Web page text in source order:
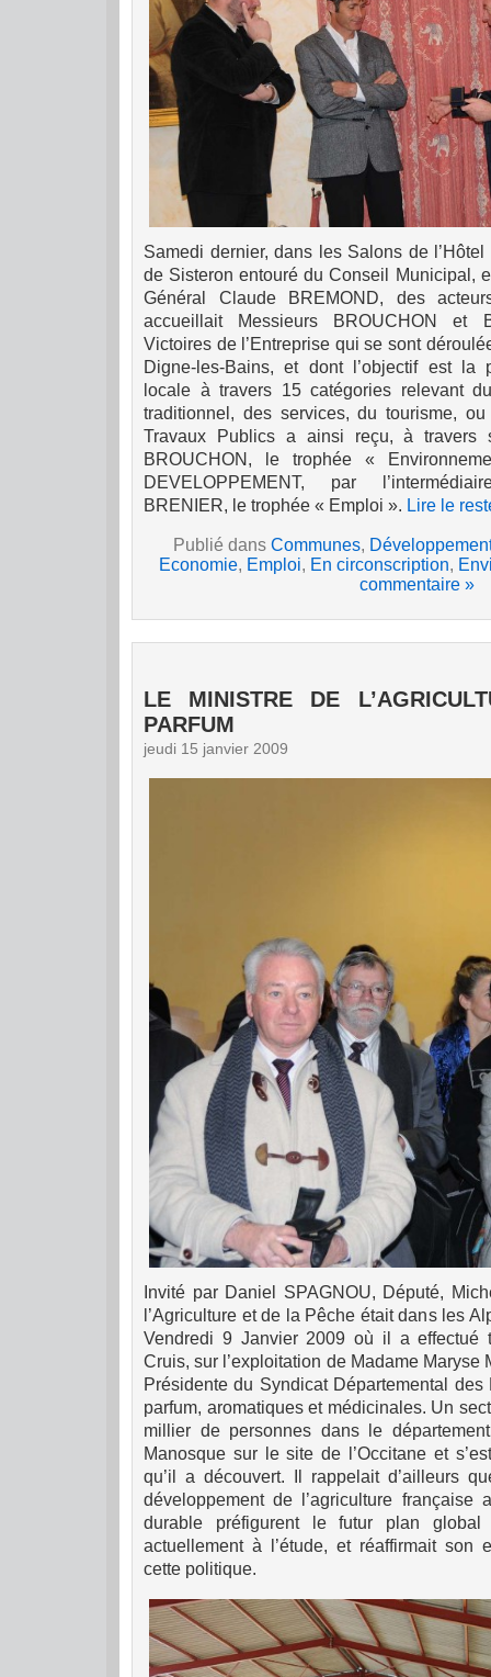
Samedi dernier, dans les Salons de
de Sisteron entouré du Conseil Municipal,
Général Claude BREMOND, des
accueillait Messieurs BROUCHON et
Victoires de l’Entreprise qui se sont
Digne-les-Bains, et dont l’objectif est la
locale à travers 15 catégories relevant
traditionnel, des services, du tourisme, ou
Travaux Publics a ainsi reçu, à travers
BROUCHON, le trophée «
DEVELOPPEMENT, par
BRENIER, le trophée « Emploi ». Lire le
Publié dans Communes,
Economie, Emploi, En circonscription,
commentaire »
LE MINISTRE DE
PARFUM
jeudi 15 janvier 2009
Invité par Daniel SPAGNOU, Député,
l’Agriculture et de la Pêche était dans les
Vendredi 9 Janvier 2009 où il a effectué
Cruis, sur l’exploitation de Madame Maryse
Présidente du Syndicat Départemental
parfum, aromatiques et médicinales. Un
millier de personnes dans le
Manosque sur le site de l’Occitane et
qu’il a découvert. Il rappelait d’ailleurs
développement de l’agriculture française
durable préfigurent le futur plan global
actuellement à l’étude, et réaffirmait son
cette politique.